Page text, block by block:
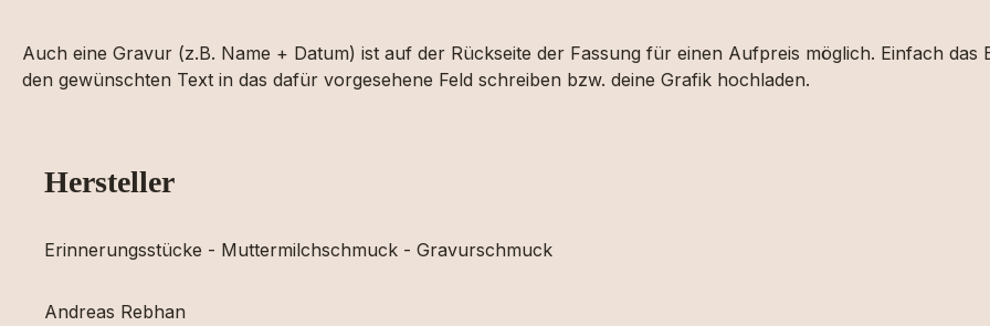
Auch eine Gravur (z.B. Name + Datum) ist auf der Rückseite der Fassung für einen Aufpreis möglich. Einfach
den gewünschten Text in das dafür vorgesehene Feld schreiben bzw. deine Grafik hochladen.
Hersteller
Erinnerungsstücke - Muttermilchschmuck - Gravurschmuck
Andreas Rebhan